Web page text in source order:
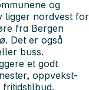
og
ligger nordvest for
fra Bergen
Det er også
buss.
et godt
oppvekst-